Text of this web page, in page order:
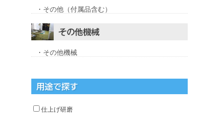
・その他（付属品含む）
・その他機械
仕上げ研磨